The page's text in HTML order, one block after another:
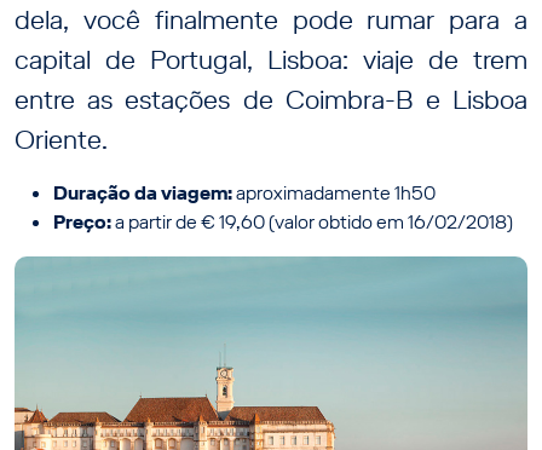
dela, você finalmente pode rumar para a
capital de Portugal, Lisboa: viaje de trem
entre as estações de Coimbra-B e Lisboa
Oriente.
Duração da viagem:aproximadamente 1h50
Preço:a partir de € 19,60 (valor obtido em 16/02/2018)